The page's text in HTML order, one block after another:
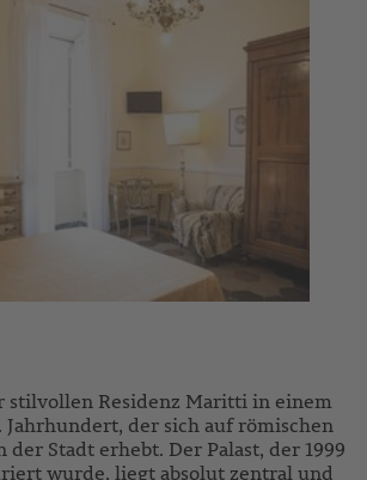
stilvollen Residenz Maritti in einem
Jahrhundert, der sich auf römischen
Stadt erhebt. Der Palast, der 1999
wurde, liegt absolut zentral und